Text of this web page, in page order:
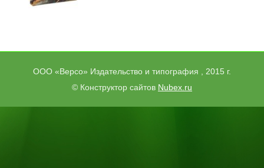
ООО «Версо» Издательство и типография , 2015 г.
© Конструктор сайтов Nubex.ru